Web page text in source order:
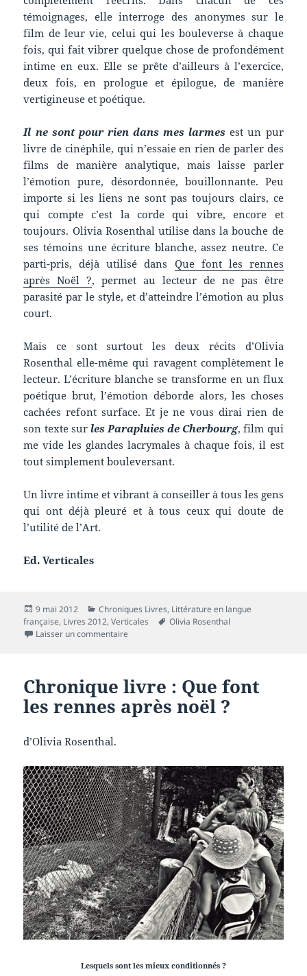
témoignages, elle interroge des anonymes sur le
film de leur vie, celui qui les bouleverse à chaque
fois, qui fait vibrer quelque chose de profondément
intime en eux. Elle se prête d’ailleurs à l’exercice,
deux fois, en prologue et épilogue, de manière
vertigineuse et poétique.
Il ne sont pour rien dans mes larmes est un pur
livre de cinéphile, qui n’essaie en rien de parler des
films de manière analytique, mais laisse parler
l’émotion pure, désordonnée, bouillonnante. Peu
importe si les liens ne sont pas toujours clairs, ce
qui compte c’est la corde qui vibre, encore et
toujours. Olivia Rosenthal utilise dans la bouche de
ses témoins une écriture blanche, assez neutre. Ce
parti-pris, déjà utilisé dans Que font les rennes
après Noël ?, permet au lecteur de ne pas être
parasité par le style, et d’atteindre l’émotion au plus
court.
Mais ce sont surtout les deux récits d’Olivia
Rosenthal elle-même qui ravagent complètement le
lecteur. L’écriture blanche se transforme en un flux
poétique brut, l’émotion déborde alors, les choses
cachées refont surface. Et je ne vous dirai rien de
son texte sur les Parapluies de Cherbourg, film qui
me vide les glandes lacrymales à chaque fois, il est
tout simplement bouleversant.
Un livre intime et vibrant à conseiller à tous les gens
qui ont déjà pleuré et à tous ceux qui doute de
l’utilité de l’Art.
Ed. Verticales
Publié
le
9 mai 2012 Catégories
Chroniques Livres, Littérature en langue
française, Livres 2012,Verticales
Mots-
Olivia Rosenthal
Laisser un commentaire
Chronique livre : Que font
les rennes après noël ?
d’Olivia Rosenthal.
Lesquels sont les mieux conditionnés ?